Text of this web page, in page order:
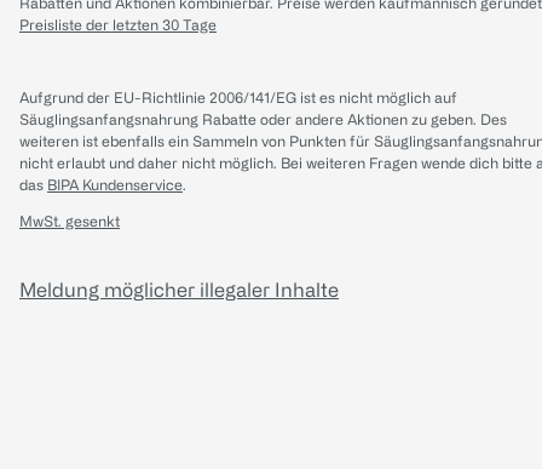
Preisliste der letzten 30 Tage
Aufgrund der EU-Richtlinie 2006/141/EG ist es nicht möglich auf
Säuglingsanfangsnahrung Rabatte oder andere Aktionen zu geben. Des
weiteren ist ebenfalls ein Sammeln von Punkten für
nicht erlaubt und daher nicht möglich. Bei weiteren Fragen wende dich bitte
das BIPA Kundenservice.
MwSt. gesenkt
Meldung möglicher illegaler Inhalte